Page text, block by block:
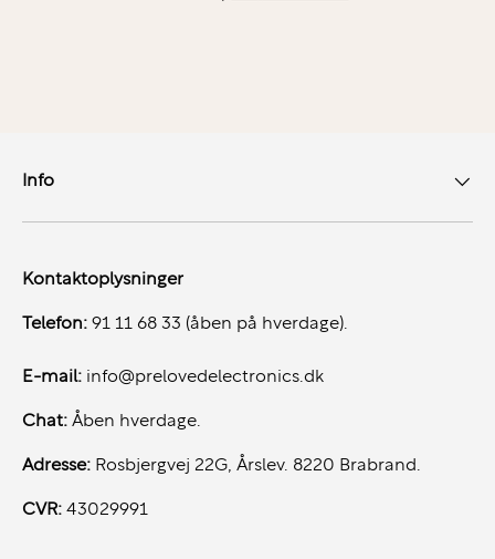
Info
Kontaktoplysninger
Telefon: 91 11 68 33 (åben på hverdage).
E-mail: info@prelovedelectronics.dk
Chat: Åben hverdage.
Adresse: Rosbjergvej 22G, Årslev. 8220 Brabrand.
CVR: 43029991